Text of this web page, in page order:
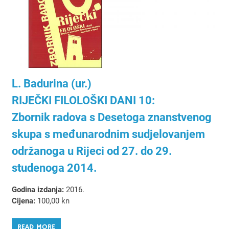
L. Badurina (ur.)
RIJEČKI FILOLOŠKI DANI 10:
Zbornik radova s Desetoga znanstvenog
skupa s međunarodnim sudjelovanjem
održanoga u Rijeci od 27. do 29.
studenoga 2014.
Godina izdanja:2016.
Cijena:100,00 kn
READ MORE